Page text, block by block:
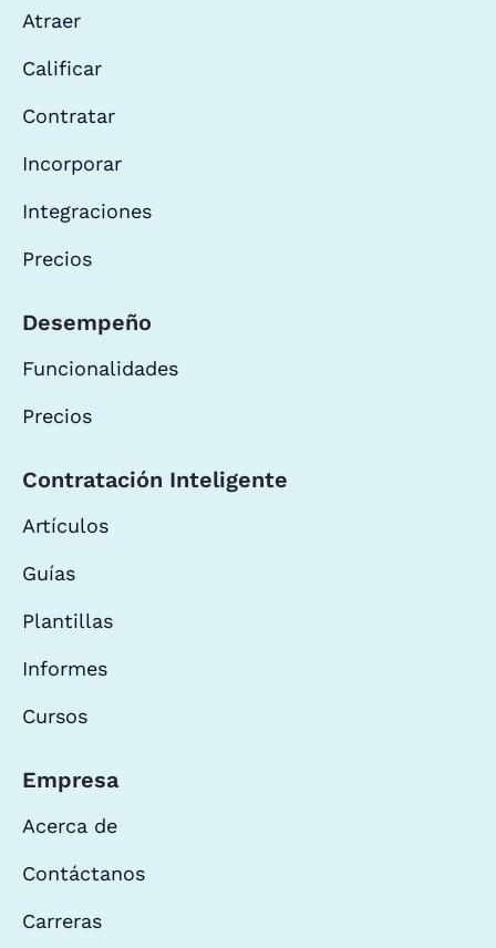
Atraer
Calificar
Contratar
Incorporar
Integraciones
Precios
Desempeño
Funcionalidades
Precios
Contratación Inteligente
Artículos
Guías
Plantillas
Informes
Cursos
Empresa
Acerca de
Contáctanos
Carreras